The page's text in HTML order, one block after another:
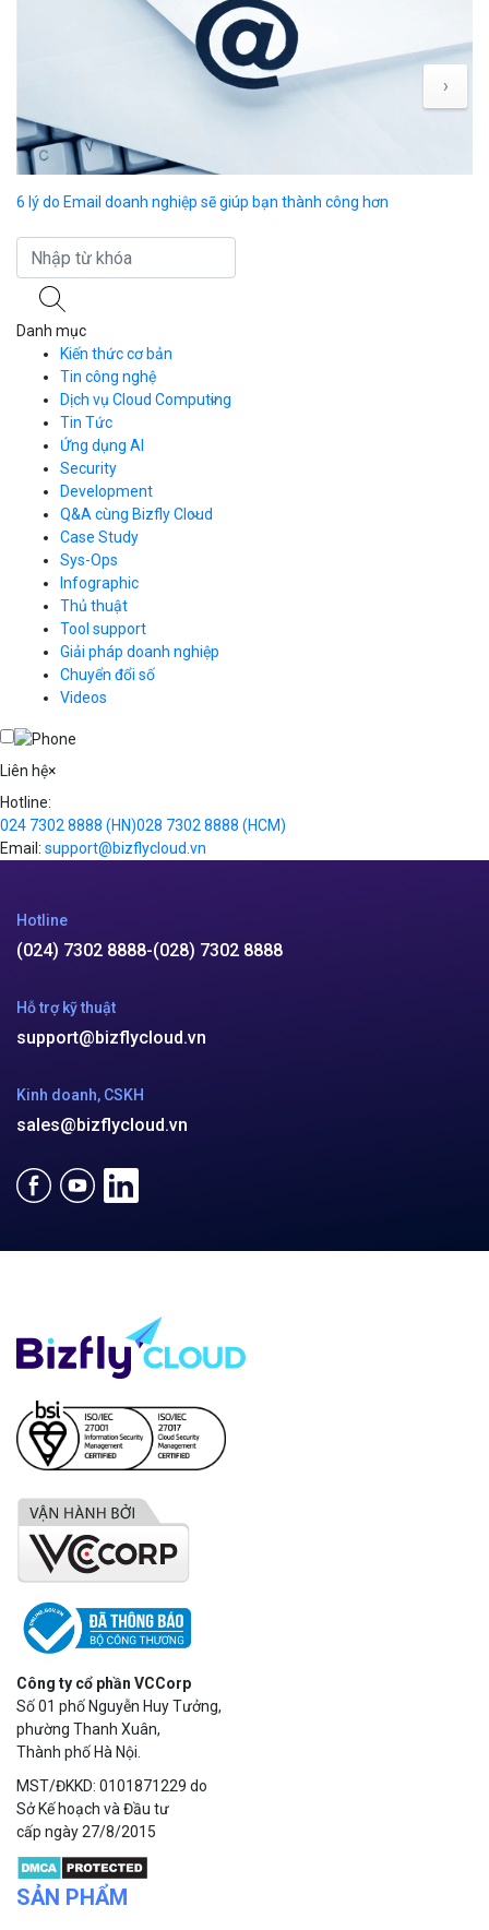
6 lý do Email doanh nghiệp sẽ giúp bạn thành công hơn
›
Danh mục
Kiến thức cơ bản
Tin công nghệ
Dịch vụ Cloud Computing
Cloud Server
CDN
Load Balancer
Auto Scaling
Container Registry
Kubernetes
Cloud Database
Call Center
Business Email
Simple Storage
VOD
VPN
Traffic Manager
Cloud VPS
Videos
Tin Tức
Ứng dụng AI
Security
Development
Q&A cùng Bizfly Cloud
Q&A về Bizfly Cloud Server
Thao tác kết nối tới server
Videos
Q&A về Bizfly Business Email
Videos
Case Study
Sys-Ops
Infographic
Thủ thuật
Tool support
Giải pháp doanh nghiệp
Chuyển đổi số
Videos
Liên hệ×
Hotline:
024 7302 8888 (HN)028 7302 8888 (HCM)
Email: support@bizflycloud.vn
Hotline
(024) 7302 8888-(028) 7302 8888
Hỗ trợ kỹ thuật
support@bizflycloud.vn
Kinh doanh, CSKH
sales@bizflycloud.vn
Công ty cổ phần VCCorp
Số 01 phố Nguyễn Huy Tưởng,
phường Thanh Xuân,
Thành phố Hà Nội.
MST/ĐKKD: 0101871229 do
Sở Kế hoạch và Đầu tư
cấp ngày 27/8/2015
SẢN PHẨM